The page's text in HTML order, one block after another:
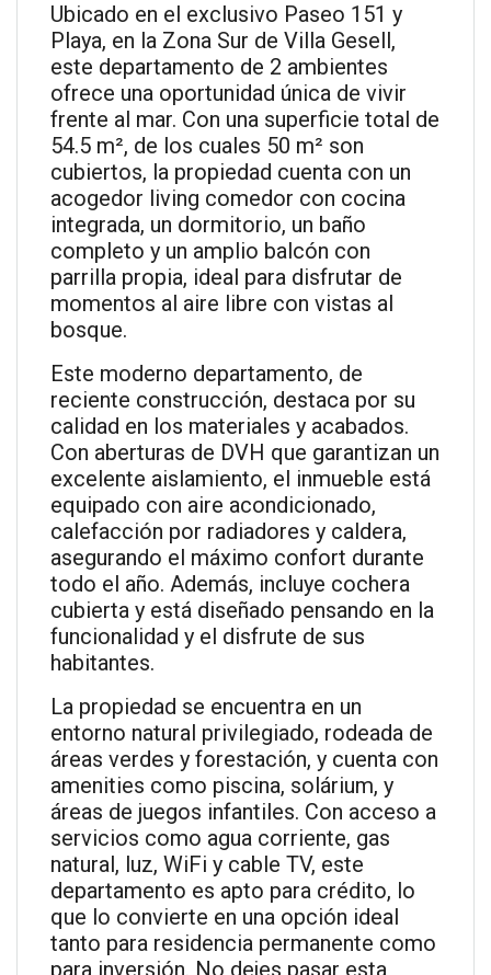
Ubicado en el exclusivo Paseo 151 y
Playa, en la Zona Sur de Villa Gesell,
este departamento de 2 ambientes
ofrece una oportunidad única de vivir
frente al mar. Con una superficie total de
54.5 m², de los cuales 50 m² son
cubiertos, la propiedad cuenta con un
acogedor living comedor con cocina
integrada, un dormitorio, un baño
completo y un amplio balcón con
parrilla propia, ideal para disfrutar de
momentos al aire libre con vistas al
bosque.
Este moderno departamento, de
reciente construcción, destaca por su
calidad en los materiales y acabados.
Con aberturas de DVH que garantizan un
excelente aislamiento, el inmueble está
equipado con aire acondicionado,
calefacción por radiadores y caldera,
asegurando el máximo confort durante
todo el año. Además, incluye cochera
cubierta y está diseñado pensando en la
funcionalidad y el disfrute de sus
habitantes.
La propiedad se encuentra en un
entorno natural privilegiado, rodeada de
áreas verdes y forestación, y cuenta con
amenities como piscina, solárium, y
áreas de juegos infantiles. Con acceso a
servicios como agua corriente, gas
natural, luz, WiFi y cable TV, este
departamento es apto para crédito, lo
que lo convierte en una opción ideal
tanto para residencia permanente como
para inversión. No dejes pasar esta